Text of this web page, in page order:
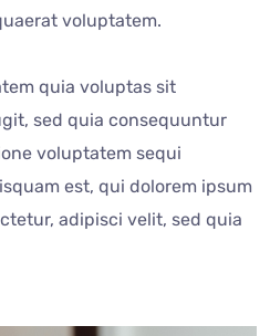
voluptatem.
quia voluptas sit
sed quia consequuntur
voluptatem sequi
est, qui dolorem ipsum
adipisci velit, sed quia